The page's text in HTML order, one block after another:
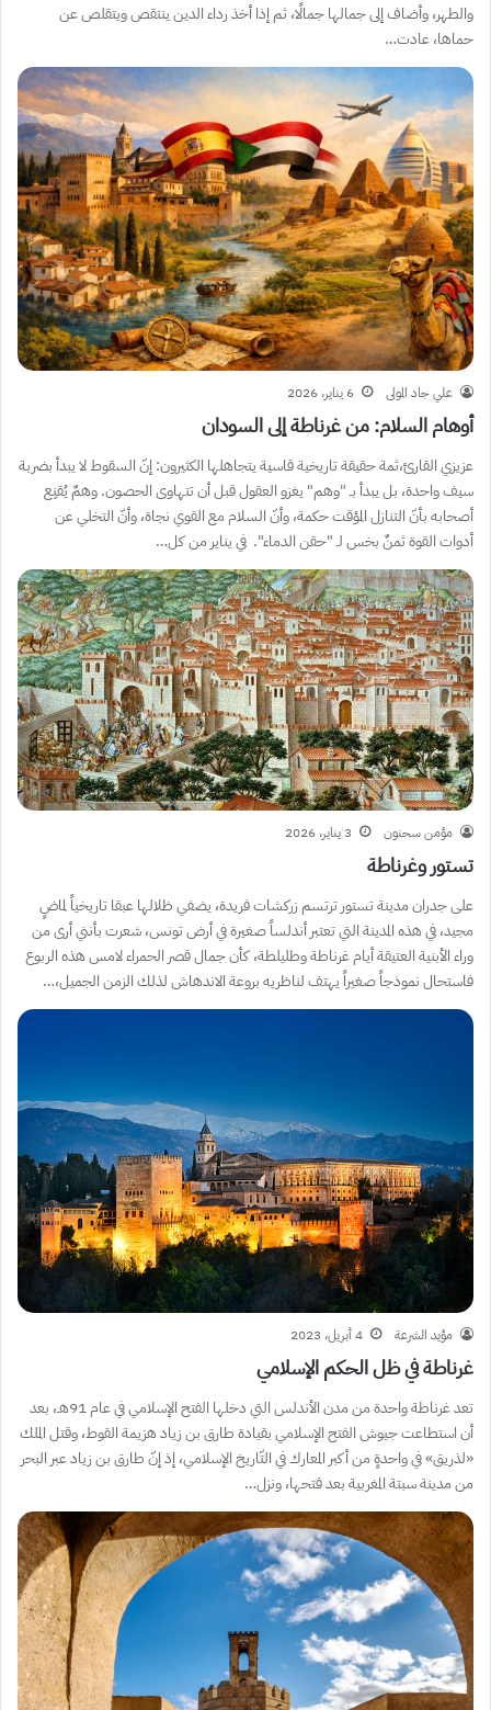
والطهر، وأضاف إلى جمالها جمالًا، ثم إذا أخذ رداء الدين ينتقص ويتقلص عن
حماها، عادت…
علي جاد المولى 6 يناير، 2026
أوهام السلام: من غرناطة إلى السودان
عزيزي القارئ،ثمة حقيقة تاريخية قاسية يتجاهلها الكثيرون: إنّ السقوط لا يبدأ بضربة
سيف واحدة، بل يبدأ بـ “وهم” يغزو العقول قبل أن تتهاوى الحصون. وهمٌ يُقنِع
أصحابه بأنّ التنازل المؤقت حكمة، وأنّ السلام مع القوي نجاة، وأنّ التخلي عن
أدوات القوة ثمنٌ بخس لـ “حقن الدماء”. في يناير من كل…
مؤمن سحنون 3 يناير، 2026
تستور وغرناطة
على جدران مدينة تستور ترتسم زركشات فريدة، يضفي ظلالها عبقا تاريخياً لماضٍ
مجيد، في هذه المدينة التي تعتبر أندلساً صغيرة في أرض تونس، شعرت بأنني أرى من
وراء الأبنية العتيقة أيام غرناطة وطليلطة، كأن جمال قصر الحمراء لامس هذه الربوع
فاستحال نموذجاً صغيراً يهتف لناظريه بروعة الاندهاش لذلك الزمن الجميل،…
مؤيد الشرعة 4 أبريل، 2023
غرناطة في ظل الحكم الإسلامي
تعد غرناطة واحدة من مدن الأندلس التي دخلها الفتح الإسلامي في عام 91هـ، بعد
أن استطاعت جيوش الفتح الإسلامي بقيادة طارق بن زياد هزيمة القوط، وقتل الملك
«لذريق» في واحدةٍ من أكبر المعارك في التّاريخ الإسلامي، إذ إنّ طارق بن زياد عبر البحر
من مدينة سبتة المغربية بعد فتحها، ونزل…